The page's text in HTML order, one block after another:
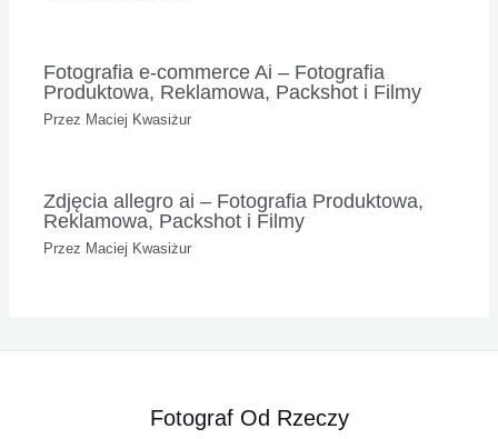
Fotografia e-commerce Ai – Fotografia
Produktowa, Reklamowa, Packshot i Filmy
Przez Maciej Kwasiżur
Zdjęcia allegro ai – Fotografia Produktowa,
Reklamowa, Packshot i Filmy
Przez Maciej Kwasiżur
Fotograf Od Rzeczy